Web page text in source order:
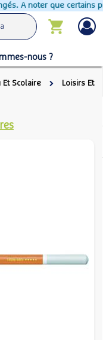
que certains
nous ?
Et Scolaire
Loisirs Et